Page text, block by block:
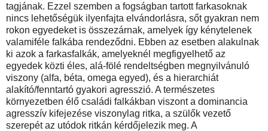
tagjának. Ezzel szemben a fogságban tartott farkasoknak
nincs lehetőségük ilyenfajta elvándorlásra, sőt gyakran nem
rokon egyedeket is összezárnak, amelyek így kénytelenek
valamiféle falkába rendeződni. Ebben az esetben alakulnak
ki azok a farkasfalkák, amelyeknél megfigyelhető az
egyedek közti éles, alá-fölé rendeltségben megnyilvánuló
viszony (alfa, béta, omega egyed), és a hierarchiát
alakító/fenntartó gyakori agresszió. A természetes
környezetben élő családi falkákban viszont a dominancia
agresszív kifejezése viszonylag ritka, a szülők vezető
szerepét az utódok ritkán kérdőjelezik meg. A